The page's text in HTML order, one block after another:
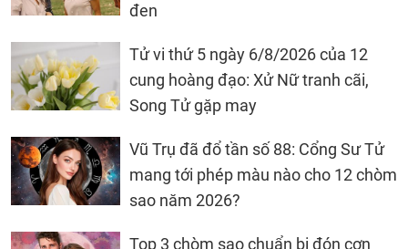
đen
Tử vi thứ 5 ngày 6/8/2026 của 12
cung hoàng đạo: Xử Nữ tranh cãi,
Song Tử gặp may
Vũ Trụ đã đổ tần số 88: Cổng Sư Tử
mang tới phép màu nào cho 12 chòm
sao năm 2026?
Top 3 chòm sao chuẩn bị đón cơn